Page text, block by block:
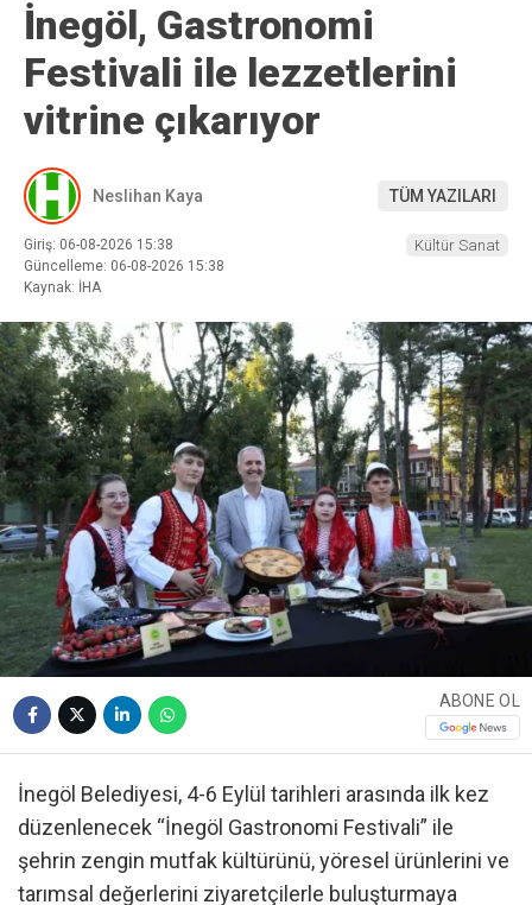
İnegöl, Gastronomi
Festivali ile lezzetlerini
vitrine çıkarıyor
Neslihan Kaya TÜM YAZILARI
Giriş: 06-08-2026 15:38
Güncelleme: 06-08-2026 15:38
Kaynak: İHA
Kültür Sanat
ABONE OL
İnegöl Belediyesi, 4-6 Eylül tarihleri arasında ilk kez
düzenlenecek “İnegöl Gastronomi Festivali” ile
şehrin zengin mutfak kültürünü, yöresel ürünlerini ve
tarımsal değerlerini ziyaretçilerle buluşturmaya